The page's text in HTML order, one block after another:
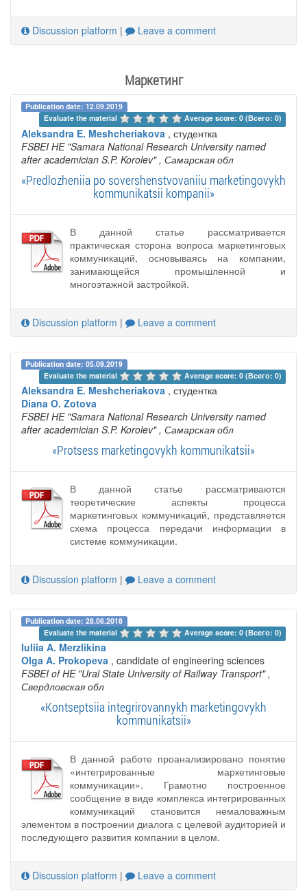
Discussion platform | Leave a comment
Маркетинг
Publication date: 12.09.2019
Evaluate the material
Average score: 0 (Всего: 0)
Aleksandra E. Meshcheriakova , студентка
FSBEI HE "Samara National Research University named
after academician S.P. Korolev" , Самарская обл
«Predlozheniia po sovershenstvovaniiu marketingovykh
kommunikatsii kompanii»
В данной статье рассматривается
практическая сторона вопроса маркетинговых
коммуникаций, основываясь на компании,
занимающейся промышленной и
многоэтажной застройкой.
Discussion platform | Leave a comment
Publication date: 05.09.2019
Evaluate the material
Average score: 0 (Всего: 0)
Aleksandra E. Meshcheriakova , студентка
Diana O. Zotova
FSBEI HE "Samara National Research University named
after academician S.P. Korolev" , Самарская обл
«Protsess marketingovykh kommunikatsii»
В данной статье рассматриваются
теоретические аспекты процесса
маркетинговых коммуникаций, представляется
схема процесса передачи информации в
системе коммуникации.
Discussion platform | Leave a comment
Publication date: 28.06.2018
Evaluate the material
Average score: 0 (Всего: 0)
Iuliia A. Merzlikina
Olga A. Prokopeva , candidate of engineering sciences
FSBEI of HE "Ural State University of Railway Transport" ,
Свердловская обл
«Kontseptsiia integrirovannykh marketingovykh
kommunikatsii»
В данной работе проанализировано понятие
«интегрированные маркетинговые
коммуникации». Грамотно построенное
сообщение в виде комплекса интегрированных
коммуникаций становится немаловажным
элементом в построении диалога с целевой аудиторией и
последующего развития компании в целом.
Discussion platform | Leave a comment